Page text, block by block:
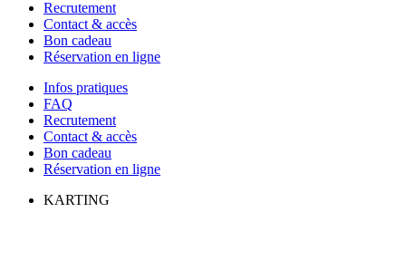
Recrutement
Contact & accès
Bon cadeau
Réservation en ligne
Infos pratiques
FAQ
Recrutement
Contact & accès
Bon cadeau
Réservation en ligne
KARTING